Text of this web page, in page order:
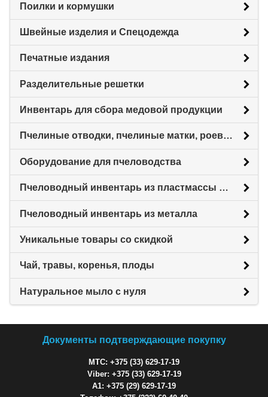
Поилки и кормушки
Швейные изделия и Спецодежда
Печатные издания
Разделительные решетки
Инвентарь для сбора медовой продукции
Пчелиные отводки, пчелиные матки, роевни
Оборудование для пчеловодства
Пчеловодный инвентарь из пластмассы для пасеки
Пчеловодный инвентарь из металла
Уникальные товары со скидкой
Чай, травы, коренья, плоды
Натуральное мыло с нуля
Документы подтверждающие покупку
МТС: +375 (33) 629-17-19
Viber: +375 (33) 629-17-19
A1: +375 (29) 629-17-19